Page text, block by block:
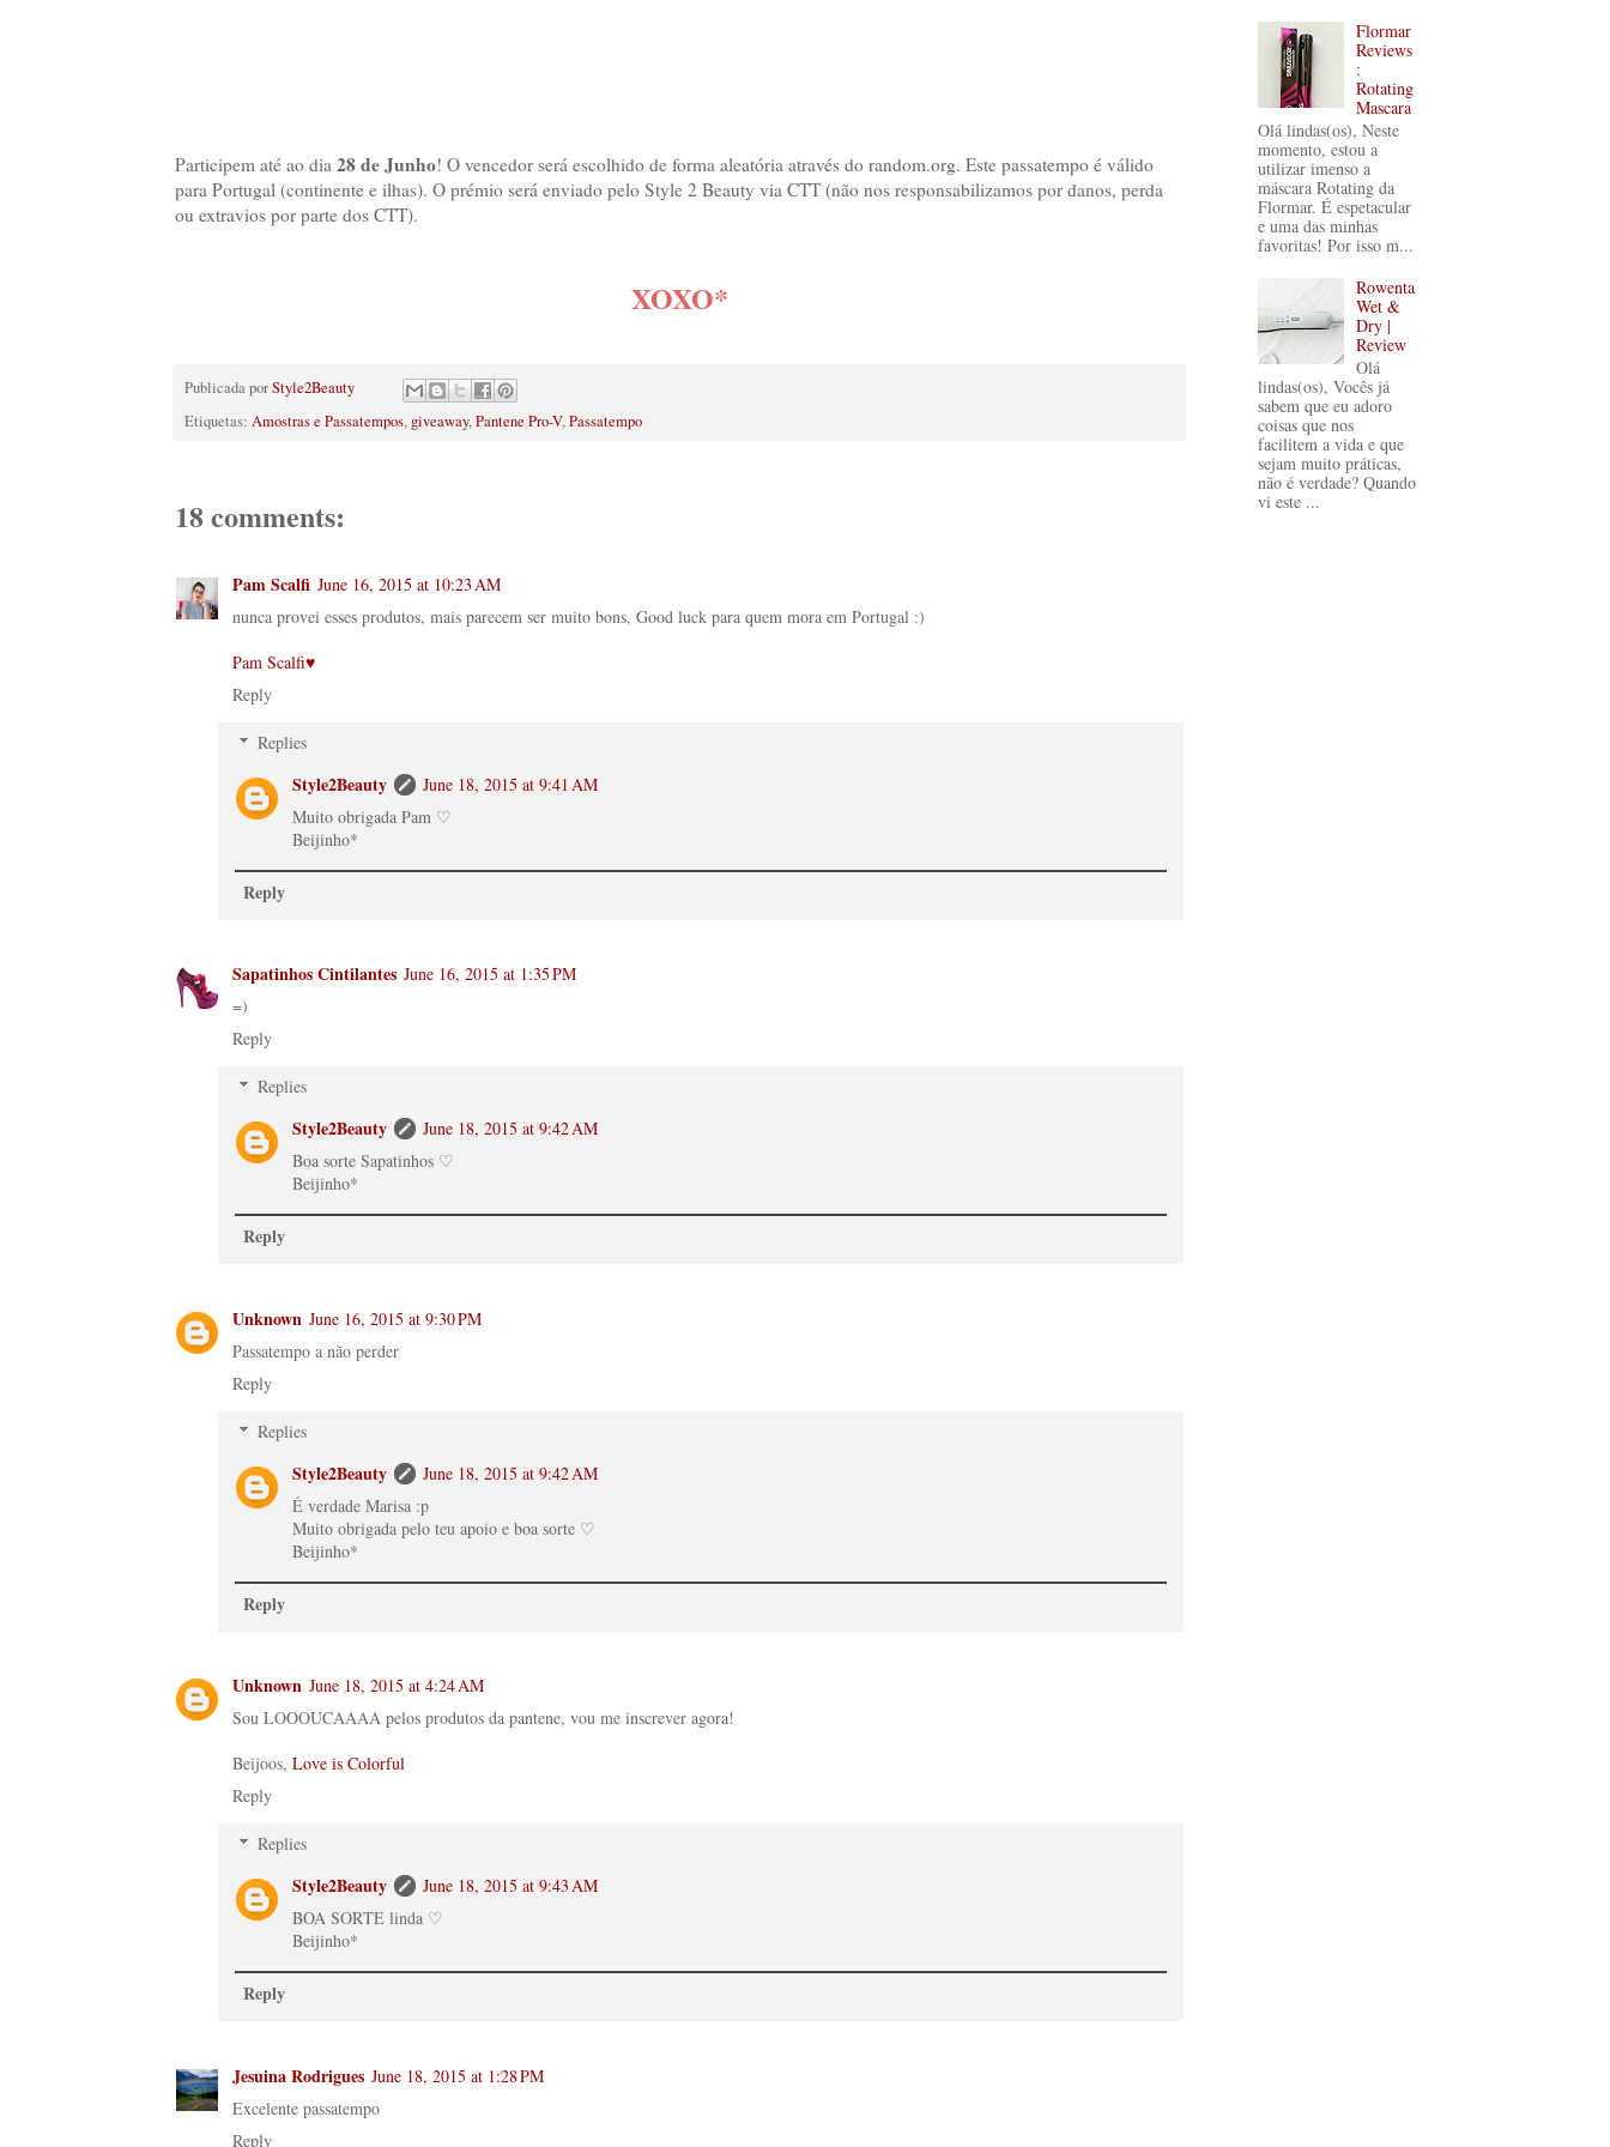
Participem até ao dia 28 de Junho! O vencedor será escolhido de forma aleatória através do random.org. Este passatempo é válido
para Portugal (continente e ilhas). O prémio será enviado pelo Style 2 Beauty via CTT (não nos responsabilizamos por danos, perda
ou extravios por parte dos CTT).
XOXO*
Publicada porStyle2Beauty
Etiquetas: Amostras e Passatempos, giveaway,Pantene Pro-V,Passatempo
18 comments:
Pam Scalfi June 16, 2015 at 10:23 AM
nunca provei esses produtos, mais parecem ser muito bons, Good luck para quem mora em Portugal :)
Pam Scalfi♥
Reply
Replies
Style2Beauty
June 18, 2015 at 9:41 AM
Muito obrigada Pam ♡
Beijinho*
Reply
Sapatinhos Cintilantes June 16, 2015 at 1:35 PM
=)
Reply
Replies
Style2Beauty
June 18, 2015 at 9:42 AM
Boa sorte Sapatinhos ♡
Beijinho*
Reply
Unknown June 16, 2015 at 9:30 PM
Passatempo a não perder
Reply
Replies
Style2Beauty
June 18, 2015 at 9:42 AM
É verdade Marisa :p
Muito obrigada pelo teu apoio e boa sorte ♡
Beijinho*
Reply
Unknown June 18, 2015 at 4:24 AM
Sou LOOOUCAAAA pelos produtos da pantene, vou me inscrever agora!
Beijoos, Love is Colorful
Reply
Replies
Style2Beauty
June 18, 2015 at 9:43 AM
BOA SORTE linda ♡
Beijinho*
Reply
Jesuina Rodrigues June 18, 2015 at 1:28 PM
Excelente passatempo
Reply
Flormar
Reviews
:
Rotating
Mascara
Olá lindas(os), Neste
momento, estou a
utilizar imenso a
máscara Rotating da
Flormar. É espetacular
e uma das minhas
favoritas! Por isso m...
Rowenta
Wet &
Dry |
Review
Olá
lindas(os), Vocês já
sabem que eu adoro
coisas que nos
facilitem a vida e que
sejam muito práticas,
não é verdade? Quando
vi este ...